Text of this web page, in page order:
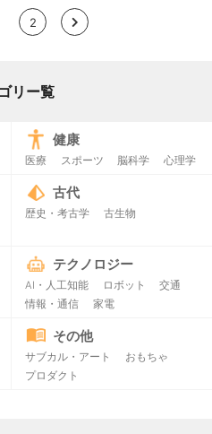
2 >
リー覧
健康
医療 スポーツ 脳科学 心理学
古代
歴史・考古学 古生物
テクノロジー
AI・人工知能 ロボット
交通
情報・通信
家電
その他
サブカル・アート
おもちゃ
プロダクト